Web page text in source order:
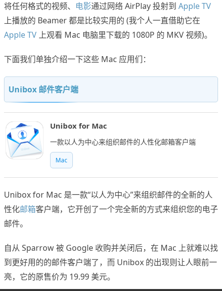
将任何格式的视频、 电影通过网络 AirPlay 投射到 Apple TV
上播放的 Beamer 都是比较实用的 (我个人一直借助它在
Apple TV 上观看 Mac 电脑里下载的 1080P 的 MKV 视频)。
下面我们单独介绍一下这些 Mac 应用们：
Unibox 邮件客户端
Unibox for Mac
一款以人为中心来组织邮件的人性化邮箱客户端
Mac
Unibox for Mac 是一款“以人为中心”来组织邮件的全新的人
性化邮箱客户端，它开创了一个完全新的方式来组织您的电子
邮件。
自从 Sparrow 被 Google 收购并关闭后，在 Mac 上就难以找
到更好用的的邮件客户端了，而 Unibox 的出现则让人眼前一
亮，它的原售价为 19.99 美元。